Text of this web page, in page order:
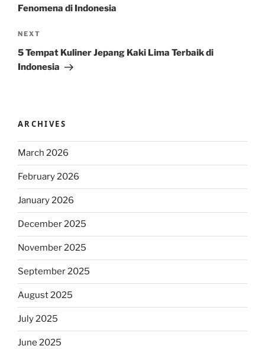
Fenomena di Indonesia
Next
Post
NEXT
5 Tempat Kuliner Jepang Kaki Lima Terbaik di
Indonesia
ARCHIVES
March 2026
February 2026
January 2026
December 2025
November 2025
September 2025
August 2025
July 2025
June 2025